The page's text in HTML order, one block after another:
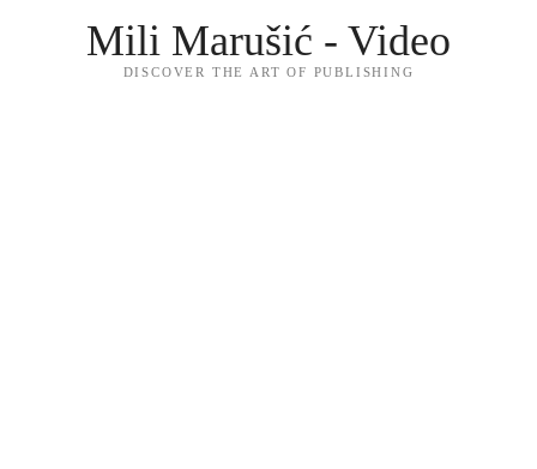
Mili Marušić - Video
DISCOVER THE ART OF PUBLISHING